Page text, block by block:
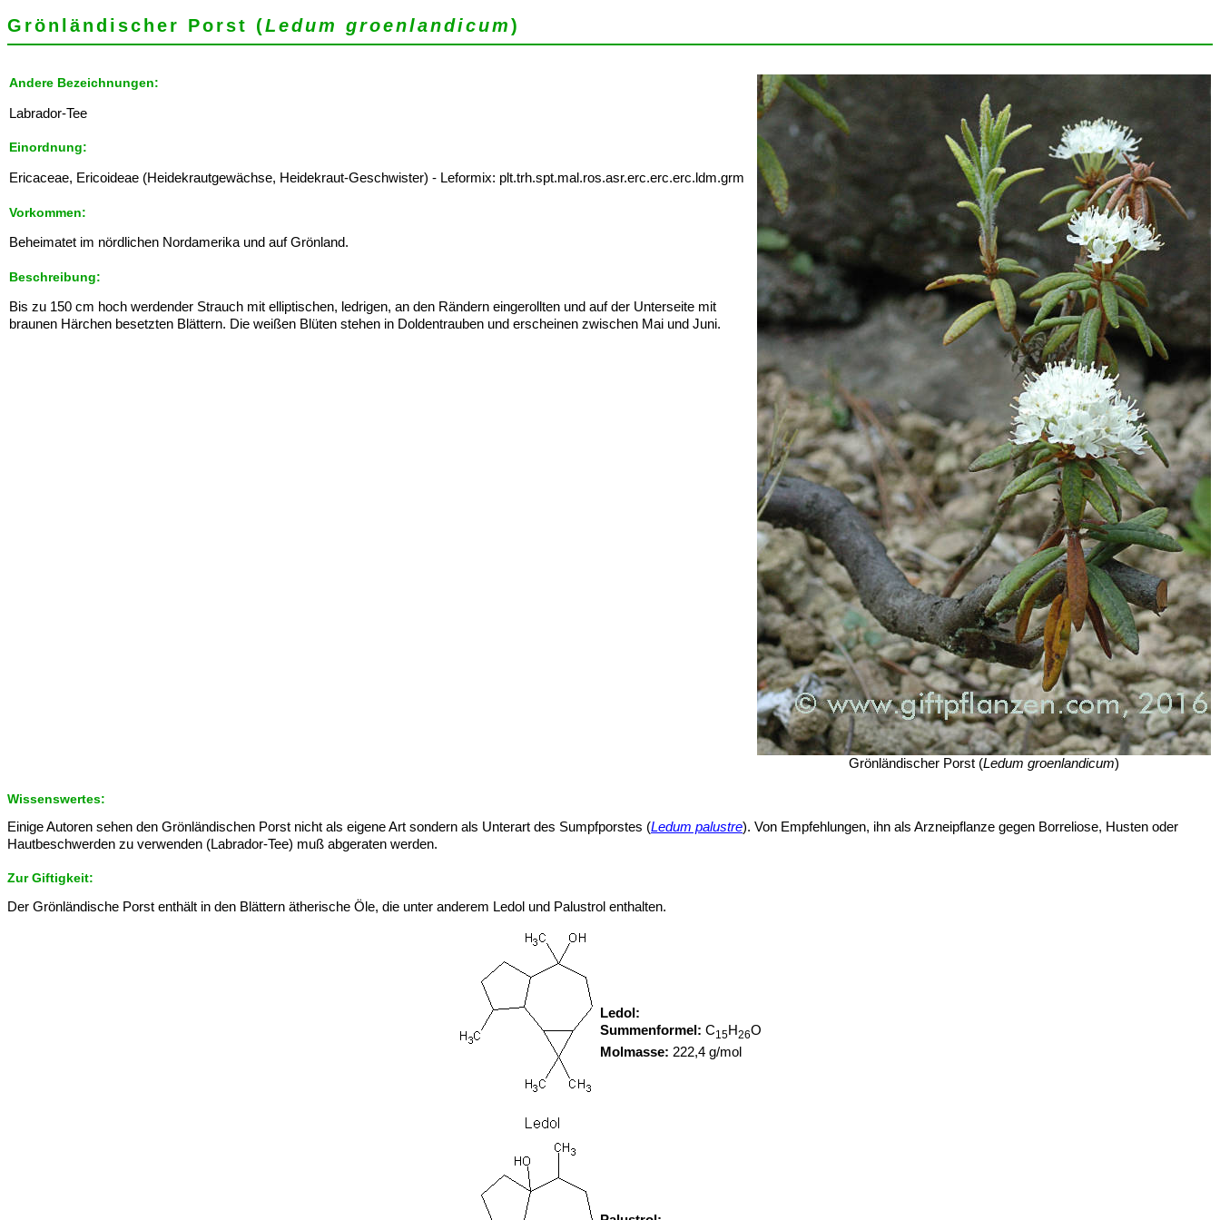
Grönländischer Porst (Ledum groenlandicum)
Andere Bezeichnungen:
Labrador-Tee
Einordnung:
Ericaceae, Ericoideae (Heidekrautgewächse, Heidekraut-Geschwister) - Leformix: plt.trh.spt.mal.ros.asr.erc.erc.erc.ldm.grm
Vorkommen:
Beheimatet im nördlichen Nordamerika und auf Grönland.
Beschreibung:
Bis zu 150 cm hoch werdender Strauch mit elliptischen, ledrigen, an den Rändern eingerollten und auf der Unterseite mit
braunen Härchen besetzten Blättern. Die weißen Blüten stehen in Doldentrauben und erscheinen zwischen Mai und Juni.
Grönländischer Porst (Ledum groenlandicum)
Wissenswertes:
Einige Autoren sehen den Grönländischen Porst nicht als eigene Art sondern als Unterart des Sumpfporstes (Ledum palustre). Von Empfehlungen, ihn als Arzneipflanze gegen Borreliose, Husten oder
Hautbeschwerden zu verwenden (Labrador-Tee) muß abgeraten werden.
Zur Giftigkeit:
Der Grönländische Porst enthält in den Blättern ätherische Öle, die unter anderem Ledol und Palustrol enthalten.
Ledol:
Summenformel: C15H26O
Molmasse: 222,4 g/mol